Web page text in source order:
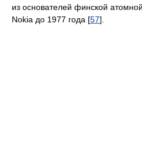
из основателей финской
Nokia до 1977 года [57].